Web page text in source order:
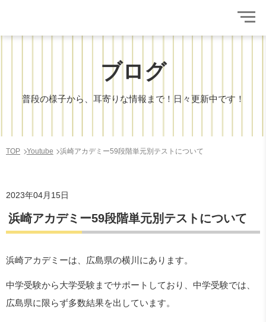
ブログ
普段の様子から、耳寄りな情報まで！日々更新中です！
TOP Youtube 浜崎アカデミー59段階単元別テストについて
2023年04月15日
浜崎アカデミー59段階単元別テストについて
浜崎アカデミーは、広島県の横川にあります。
中学受験から大学受験までサポートしており、中学受験では、
広島県に限らず多数結果を出しています。